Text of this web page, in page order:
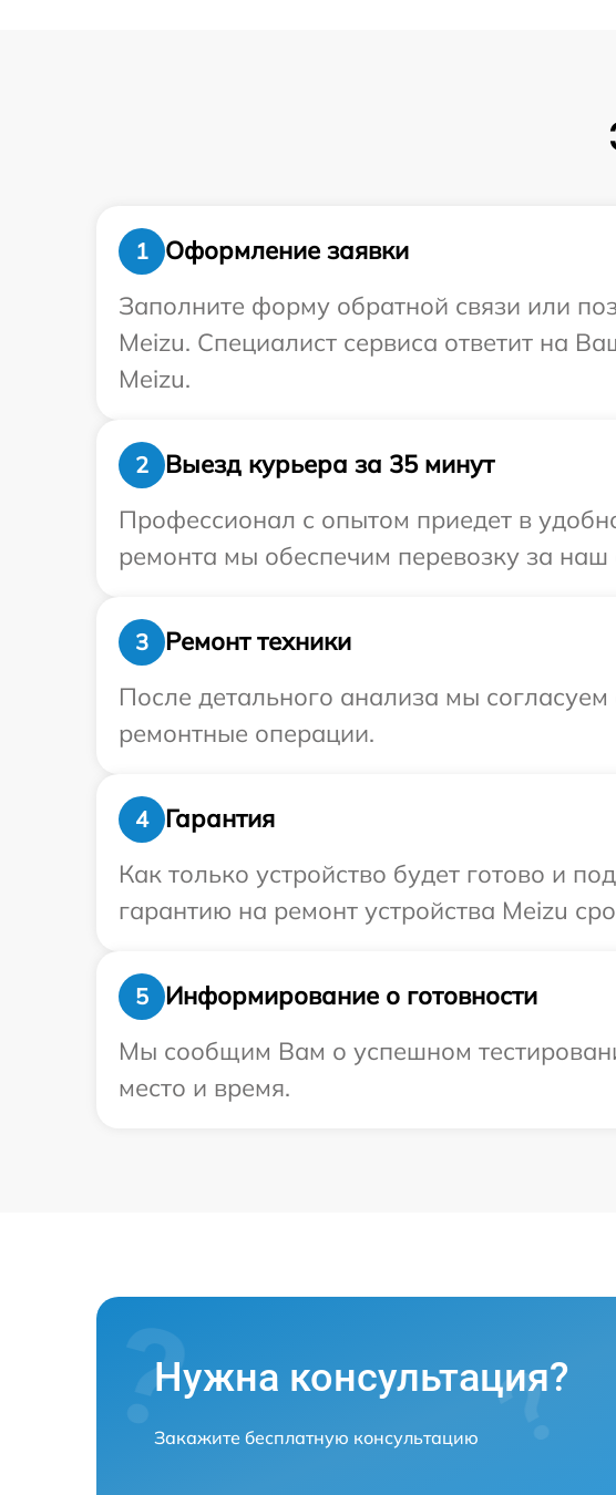
1
Оформление заявки
Заполните форму обратной связи или
Meizu. Специалист сервиса ответит на
Meizu.
2
Выезд курьера за 35 минут
Профессионал с опытом приедет в
ремонта мы обеспечим перевозку за наш
3
Ремонт техники
После детального анализа мы
ремонтные операции.
4
Гарантия
Как только устройство будет готово и
гарантию на ремонт устройства Meizu
5
Информирование о готовности
Мы сообщим Вам о успешном
место и время.
Нужна консультация?
Закажите бесплатную консультацию